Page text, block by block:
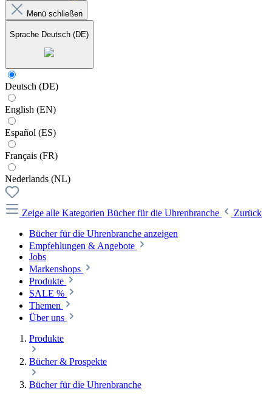
Menü schließen
Sprache Deutsch (DE)
Deutsch (DE)
English (EN)
Español (ES)
Français (FR)
Nederlands (NL)
Zeige alle Kategorien Bücher für die Uhrenbranche
Zurück
Bücher für die Uhrenbranche anzeigen
Empfehlungen & Angebote
Jobs
Markenshops
Produkte
SALE %
Themen
Über uns
Produkte
Bücher & Prospekte
Bücher für die Uhrenbranche